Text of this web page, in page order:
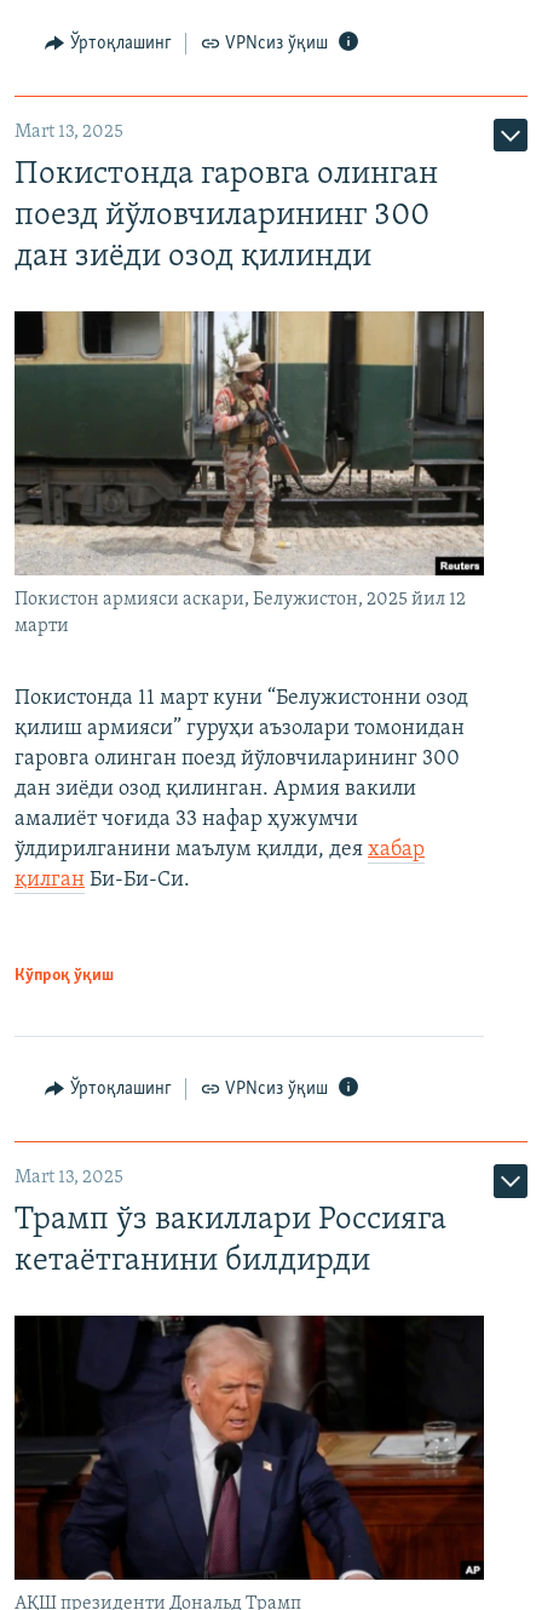
Ўртоқлашинг VPNсиз ўқиш
Mart 13, 2025
Покистонда гаровга олинган
поезд йўловчиларининг 300
дан зиёди озод қилинди
Покистон армияси аскари, Белужистон, 2025 йил 12
марти
Покистонда 11 март куни “Белужистонни озод
қилиш армияси” гуруҳи аъзолари томонидан
гаровга олинган поезд йўловчиларининг 300
дан зиёди озод қилинган. Армия вакили
амалиёт чоғида 33 нафар ҳужумчи
ўлдирилганини маълум қилди, дея хабар
қилган Би-Би-Си.
Кўпроқ ўқиш
Ўртоқлашинг VPNсиз ўқиш
Mart 13, 2025
Трамп ўз вакиллари Россияга
кетаётганини билдирди
АҚШ президенти Дональд Трамп